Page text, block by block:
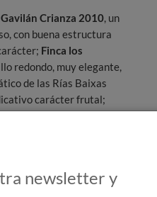
Gavilán Crianza 2010, un
con buena estructura
Finca los
redondo, muy elegante,
de las Rías Baixas
carácter frutal;
La Monda 2010,
newsletter y